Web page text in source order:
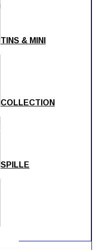
TINS & MINI
COLLECTION
SPILLE